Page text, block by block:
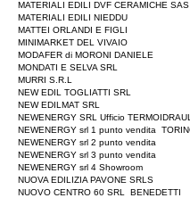
MATERIALI EDILI DVF CERAMICHE SAS
MATERIALI EDILI NIEDDU
MATTEI ORLANDI E FIGLI
MINIMARKET DEL VIVAIO
MODAFER di MORONI DANIELE
MONDATI E SELVA SRL
MURRI S.R.L
NEW EDIL TOGLIATTI SRL
NEW EDILMAT SRL
NEWENERGY SRL Ufficio
NEWENERGY srl 1 punto vendita
NEWENERGY srl 2 punto vendita
NEWENERGY srl 3 punto vendita
NEWENERGY srl 4 Showroom
NUOVA EDILIZIA PAVONE SRLS
NUOVO CENTRO 60 SRL BENEDETTI